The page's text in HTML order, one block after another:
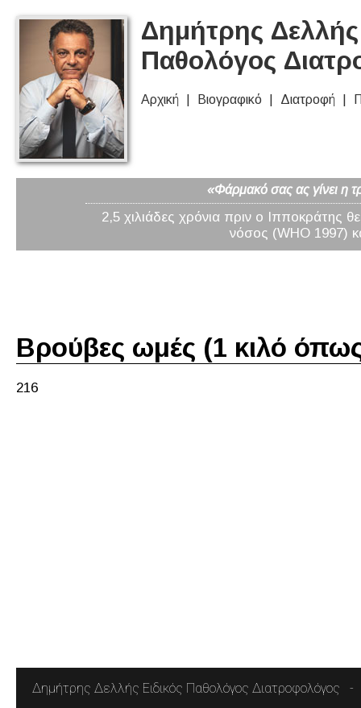
Δημήτρης
Παθολόγος
Αρχική Βιογραφικό Διατροφή
«Φάρμακό σας ας γίνει η
2,5 χιλιάδες χρόνια πριν ο Ιπποκράτης
νόσος (WHO 1997)
Βρούβες ωμές (1 κιλό
216
Δημήτρης Δελλής Ειδικός Παθολόγος Διατροφολόγος